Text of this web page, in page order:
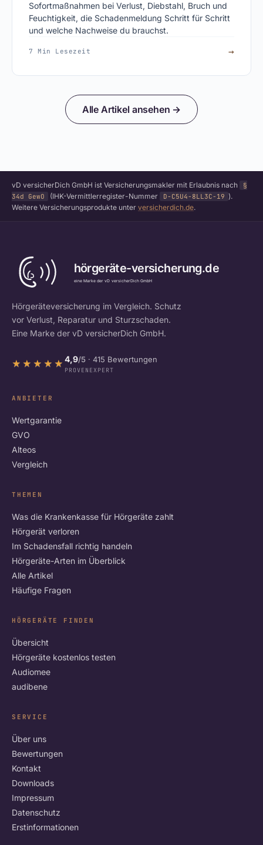
Sofortmaßnahmen bei Verlust, Diebstahl, Bruch und
Feuchtigkeit, die Schadenmeldung Schritt für Schritt
und welche Nachweise du brauchst.
7 Min Lesezeit →
Alle Artikel ansehen →
vD versicherDich GmbH ist Versicherungsmakler mit Erlaubnis nach
§
34d GewO
(IHK-Vermittlerregister-Nummer D-C5U4-8LL3C-19 ).
Weitere Versicherungsprodukte unter versicherdich.de.
Hörgeräteversicherung im Vergleich. Schutz
vor Verlust, Reparatur und Sturzschaden.
Eine Marke der vD versicherDich GmbH.
★★★★★
★★★★★ 4,9/5 · 415 Bewertungen
PROVENEXPERT
ANBIETER
Wertgarantie
GVO
Alteos
Vergleich
THEMEN
Was die Krankenkasse für Hörgeräte zahlt
Hörgerät verloren
Im Schadensfall richtig handeln
Hörgeräte-Arten im Überblick
Alle Artikel
Häufige Fragen
HÖRGERÄTE FINDEN
Übersicht
Hörgeräte kostenlos testen
Audiomee
audibene
SERVICE
Über uns
Bewertungen
Kontakt
Downloads
Impressum
Datenschutz
Erstinformationen